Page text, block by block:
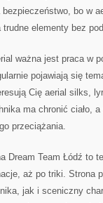
bezpieczeństwo, bo w
trudne elementy bez
ważna jest praca w
pojawiają się
Cię aerial silks,
ma chronić ciało,
przeciążania.
Dream Team Łódź to
aż po triki. Strona
jak i sceniczny